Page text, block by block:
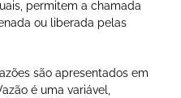
permitem a chamada
ou liberada pelas
são apresentados em
é uma variável,